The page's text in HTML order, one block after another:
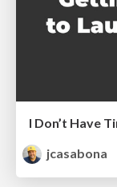
jcasabona